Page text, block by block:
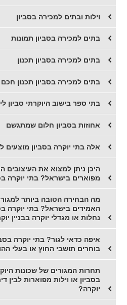
וילות ובתים למכירה בסביון
בתים למכירה בסביון תמונות
בתים למכירה בסביון תכנון
בתים למכירה בסביון תכנון חכם
בתי ספר בישוב היוקרתי סביון
אחוזות בסביון חלום שמתגשם
אלה בתי יוקרה בסביון מוצעים
היכן ניתן למצוא את העיצובים
מפוארים בישראל? בתי יוקרה
מה הבחירה הטובה ביותר
האמידים בישראל? בתי יוקרה
נחלות או מגדלי יוקרה בבניין
איפה כדאי לגור? בתי יוקרה
בוחרים תושבי החוץ או בעלי
תחרות המגורים של שכונות
בסביון או וילות מפוארות לבין
יוקרה?